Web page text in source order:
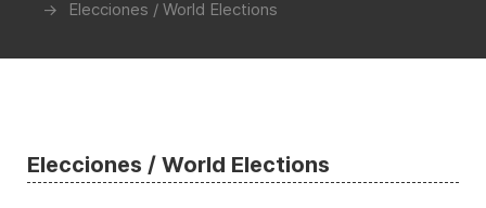
Elecciones / World Elections
Elecciones / World Elections